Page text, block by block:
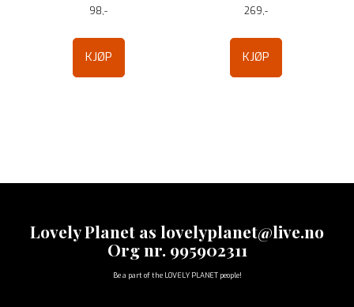
98,-
KJØP
269,-
KJØP
Lovely Planet as lovelyplanet@live.no
Org nr. 995902311
Be a part of the LOVELY PLANET people!